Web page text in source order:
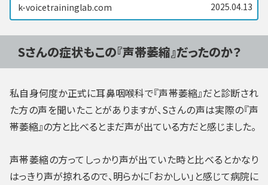
k-voicetraininglab.com 2025.04.13
Sさんの症状もこの『声帯萎縮』だったのか？
私自身何度か正式に耳鼻咽喉科で『声帯萎縮』だと診断され
た方の声を聞いたことがありますが、Sさんの声は実際の『声
帯萎縮』の方と比べるとまだ声が出ている方だと感じました。
声帯萎縮の方ってしっかり声が出ていた時と比べるとかなり
はっきり声が掠れるので、明らかに「おかしい」と感じて病院に